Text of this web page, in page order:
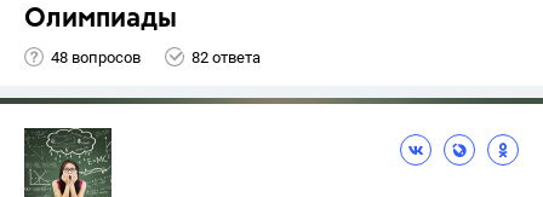
Олимпиады
48 вопросов 82 ответа